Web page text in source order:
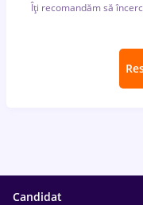
Îți recomandăm să
Candidat